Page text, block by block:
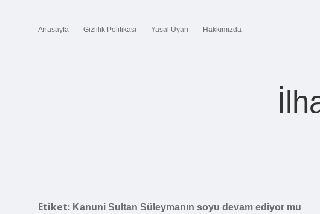
Anasayfa Gizlilik Politikası Yasal Uyarı Hakkımızda
Etiket: Kanuni Sultan Süleymanın soyu devam ediyor mu